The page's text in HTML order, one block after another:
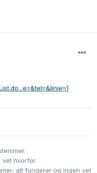
vet hvorfor.
alt fungerer og ingen vet